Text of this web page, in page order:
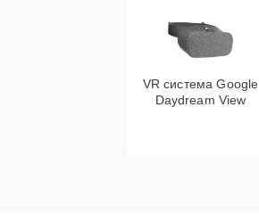
VR система Google
Daydream View